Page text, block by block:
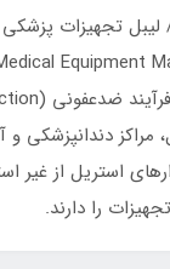
دندانپزشکی
را دارند.